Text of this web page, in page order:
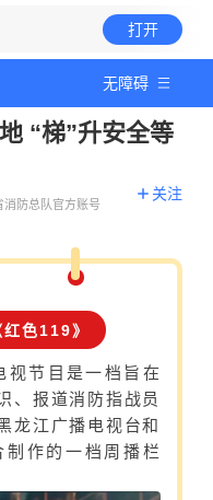
打开
无障碍
“梯”升安全等
消防总队官方账号
关注
色119》
视节目是一档旨在
、报道消防指战员
龙江广播电视台和
作的一档周播栏